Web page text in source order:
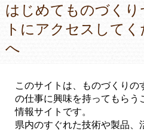
はじめてものづくり
トにアクセスして
へ
このサイトは、ものづくりの
の仕事に興味を持ってもらう
情報サイトです。
県内のすぐれた技術や製品、